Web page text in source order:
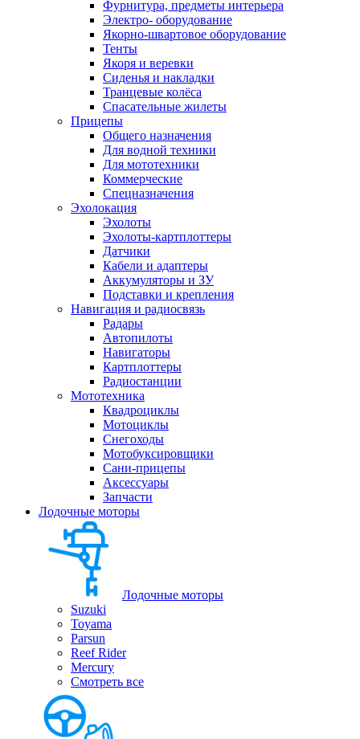
Фурнитура, предметы интерьера
Электро- оборудование
Якорно-швартовое оборудование
Тенты
Якоря и веревки
Сиденья и накладки
Транцевые колёса
Спасательные жилеты
Прицепы
Общего назначения
Для водной техники
Для мототехники
Коммерческие
Спецназначения
Эхолокация
Эхолоты
Эхолоты-картплоттеры
Датчики
Кабели и адаптеры
Аккумуляторы и ЗУ
Подставки и крепления
Навигация и радиосвязь
Радары
Автопилоты
Навигаторы
Картплоттеры
Радиостанции
Мототехника
Квадроциклы
Мотоциклы
Снегоходы
Мотобуксировщики
Сани-прицепы
Аксессуары
Запчасти
Лодочные моторы
Лодочные моторы
Suzuki
Toyama
Parsun
Reef Rider
Mercury
Смотреть все